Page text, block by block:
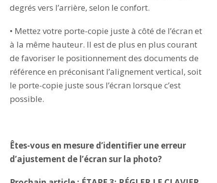
degrés vers l’arrière, selon le confort.
• Mettez votre porte-copie juste à côté de l’écran et
à la même hauteur. Il est de plus en plus courant
de favoriser le positionnement des documents de
référence en préconisant l’alignement vertical, soit
le porte-copie juste sous l’écran lorsque c’est
possible.
Êtes-vous en mesure d’identifier une erreur
d’ajustement de l’écran sur la photo?